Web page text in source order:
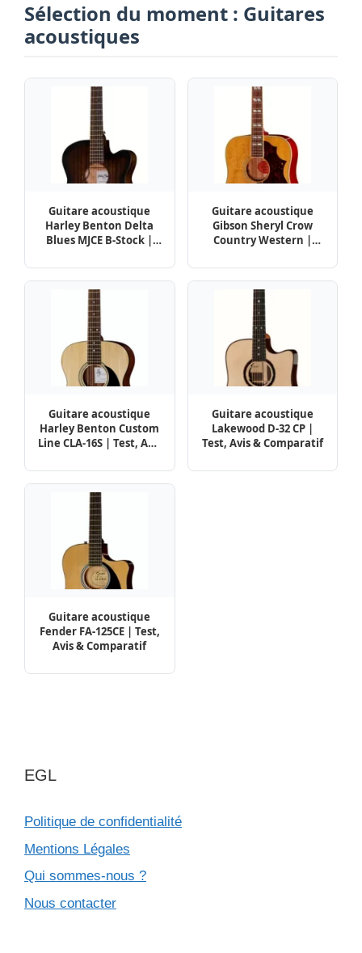
Sélection du moment : Guitares
acoustiques
Guitare acoustique
Harley Benton Delta
Blues MJCE B-Stock |
Guitare acoustique
Gibson Sheryl Crow
Country Western |
Guitare acoustique
Harley Benton Custom
Line CLA-16S | Test, Avis
Guitare acoustique
Lakewood D-32 CP |
Test, Avis & Comparatif
Guitare acoustique
Fender FA-125CE | Test,
Avis & Comparatif
EGL
Politique de confidentialité
Mentions Légales
Qui sommes-nous ?
Nous contacter